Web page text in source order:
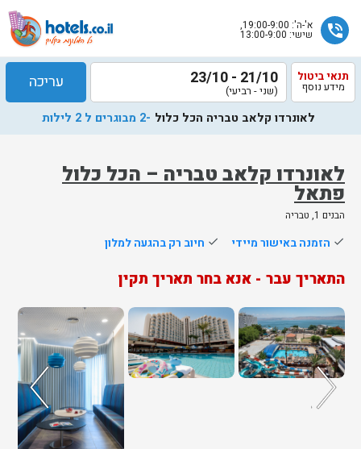
phone_in_talk א'-ה': 19:00-9:00,
שישי: 13:00-9:00
לאונרדו קלאב טבריה – הכל כלול
פתאל
הבנים 1, טבריה
תנאי ביטול
מידע נוסף 21/10 - 23/10
(שני - רביעי) עריכה
לאונרדו קלאב טבריה הכל כלול -2 מבוגרים ל 2 לילות
done הזמנה באישור מיידי done חיוב רק בהגעה למלון
התאריך עבר - אנא בחר תאריך תקין
שלח
נציג
יחזור
אליך
בשעות
הפעילות